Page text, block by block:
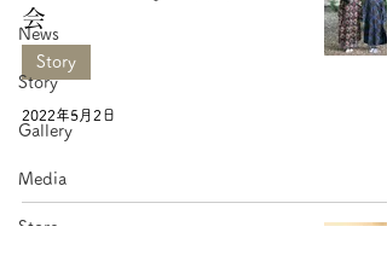
News
Story
Gallery
Media
Store -
会
Story
2022年5月2日